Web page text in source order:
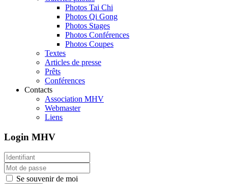
Photos Tai Chi
Photos Qi Gong
Photos Stages
Photos Conférences
Photos Coupes
Textes
Articles de presse
Prêts
Conférences
Contacts
Association MHV
Webmaster
Liens
Login MHV
Se souvenir de moi